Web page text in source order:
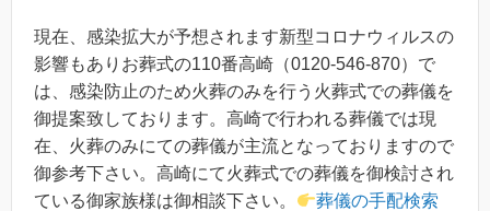
現在、感染拡大が予想されます新型コロナウィルスの
影響もありお葬式の110番高崎（0120-546-870）で
は、感染防止のため火葬のみを行う火葬式での葬儀を
御提案致しております。高崎で行われる葬儀では現
在、火葬のみにての葬儀が主流となっておりますので
御参考下さい。高崎にて火葬式での葬儀を御検討され
ている御家族様は御相談下さい。
葬儀の手配検索